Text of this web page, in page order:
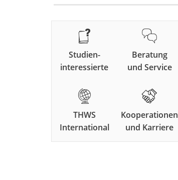
Studien-
interessierte
Beratung
und Service
THWS
International
Kooperationen
und Karriere